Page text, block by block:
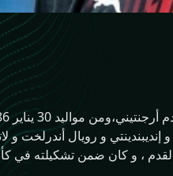
و رويال أندرلخت و
في كأس العالم 2014 المقامة